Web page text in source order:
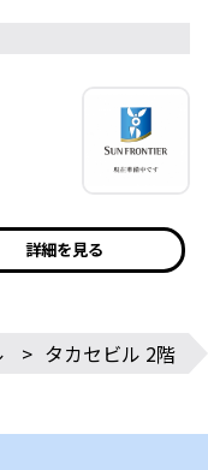
詳細を見る
> タカセビル 2階